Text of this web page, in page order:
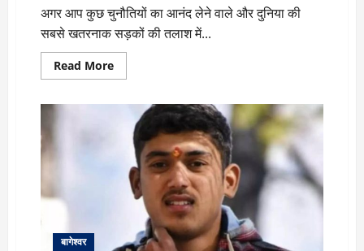
अगर आप कुछ चुनौतियों का आनंद लेने वाले और दुनिया की
सबसे खतरनाक सड़कों की तलाश में...
Read MoreRead
more
वीडियो:
चलने
वीडियो
खड़े
बागेश्वर